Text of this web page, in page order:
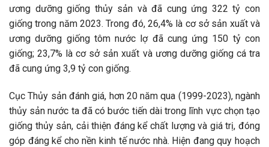
ương dưỡng giống thủy sản và đã cung ứng 322 tỷ con
giống trong năm 2023. Trong đó, 26,4% là cơ sở sản xuất và
ương dưỡng giống tôm nước lợ đã cung ứng 150 tỷ con
giống; 23,7% là cơ sở sản xuất và ương dưỡng giống cá tra
đã cung ứng 3,9 tỷ con giống.
Cục Thủy sản đánh giá, hơn 20 năm qua (1999-2023), ngành
thủy sản nước ta đã có bước tiến dài trong lĩnh vực chọn tạo
giống thủy sản, cải thiện đáng kể chất lượng và giá trị, đóng
góp đáng kể cho nền kinh tế nước nhà. Hiện đang quy hoạch